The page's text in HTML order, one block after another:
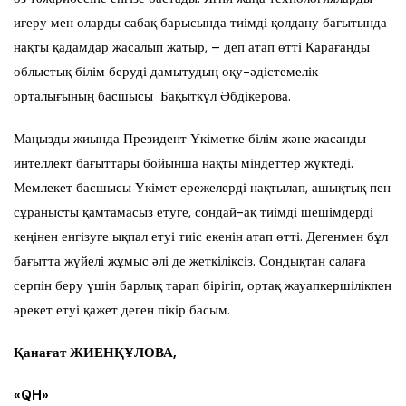
игеру мен оларды сабақ барысында тиімді қолдану бағытында
нақты қадамдар жасалып жатыр, – деп атап өтті Қарағанды
облыстық білім беруді дамытудың оқу-әдістемелік
орталығының басшысы Бақыткүл Әбдікерова.
Маңызды жиында Президент Үкіметке білім және жасанды
интеллект бағыттары бойынша нақты міндеттер жүктеді.
Мемлекет басшысы Үкімет ережелерді нақтылап, ашықтық пен
сұранысты қамтамасыз етуге, сондай-ақ тиімді шешімдерді
кеңінен енгізуге ықпал етуі тиіс екенін атап өтті. Дегенмен бұл
бағытта жүйелі жұмыс әлі де жеткіліксіз. Сондықтан салаға
серпін беру үшін барлық тарап бірігіп, ортақ жауапкершілікпен
әрекет етуі қажет деген пікір басым.
Қанағат ЖИЕНҚҰЛОВА,
«QH»